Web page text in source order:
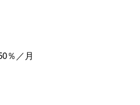
％／月